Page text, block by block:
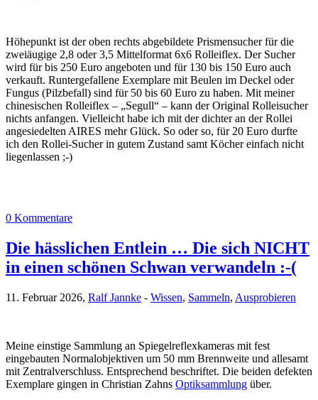
Höhepunkt ist der oben rechts abgebildete Prismensucher für die
zweiäugige 2,8 oder 3,5 Mittelformat 6x6 Rolleiflex. Der Sucher
wird für bis 250 Euro angeboten und für 130 bis 150 Euro auch
verkauft. Runtergefallene Exemplare mit Beulen im Deckel oder
Fungus (Pilzbefall) sind für 50 bis 60 Euro zu haben. Mit meiner
chinesischen Rolleiflex – „Segull“ – kann der Original Rolleisucher
nichts anfangen. Vielleicht habe ich mit der dichter an der Rollei
angesiedelten AIRES mehr Glück. So oder so, für 20 Euro durfte
ich den Rollei-Sucher in gutem Zustand samt Köcher einfach nicht
liegenlassen ;-)
0 Kommentare
Die hässlichen Entlein … Die sich NICHT
in einen schönen Schwan verwandeln :-(
11. Februar 2026, Ralf Jannke - Wissen, Sammeln, Ausprobieren
Meine einstige Sammlung an Spiegelreflexkameras mit fest
eingebauten Normalobjektiven um 50 mm Brennweite und allesamt
mit Zentralverschluss. Entsprechend beschriftet. Die beiden defekten
Exemplare gingen in Christian Zahns Optiksammlung über.